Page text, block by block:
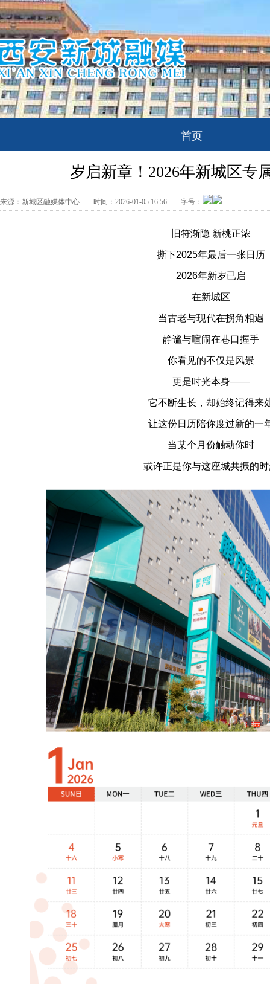
首页
岁启新章！2026年新城区专
来源： 新城区融媒体中心 时间： 2026-01-05 16:56 字号：
旧符渐隐 新桃正浓
撕下2025年最后一张日历
2026年新岁已启
在新城区
当古老与现代在拐角相遇
静谧与喧闹在巷口握手
你看见的不仅是风景
更是时光本身——
它不断生长，却始终记得来
让这份日历陪你度过新的一
当某个月份触动你时
或许正是你与这座城共振的